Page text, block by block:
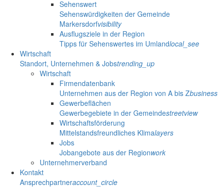
Sehenswert
Sehenswürdigkeiten der Gemeinde
Markersdorfvisibility
Ausflugsziele in der Region
Tipps für Sehenswertes im Umlandlocal_see
Wirtschaft
Standort, Unternehmen & Jobstrending_up
Wirtschaft
Firmendatenbank
Unternehmen aus der Region von A bis Zbusiness
Gewerbeflächen
Gewerbegebiete in der Gemeindestreetview
Wirtschaftsförderung
Mittelstandsfreundliches Klimalayers
Jobs
Jobangebote aus der Regionwork
Unternehmerverband
Kontakt
Ansprechpartneraccount_circle